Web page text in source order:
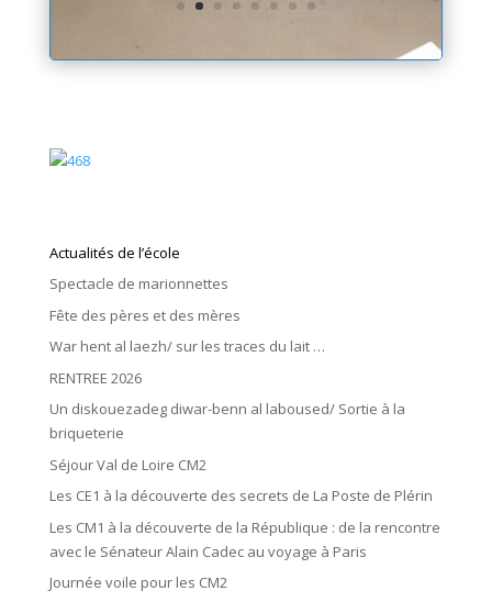
Actualités de l’école
Spectacle de marionnettes
Fête des pères et des mères
War hent al laezh/ sur les traces du lait …
RENTREE 2026
Un diskouezadeg diwar-benn al laboused/ Sortie à la
briqueterie
Séjour Val de Loire CM2
Les CE1 à la découverte des secrets de La Poste de Plérin
Les CM1 à la découverte de la République : de la rencontre
avec le Sénateur Alain Cadec au voyage à Paris
Journée voile pour les CM2